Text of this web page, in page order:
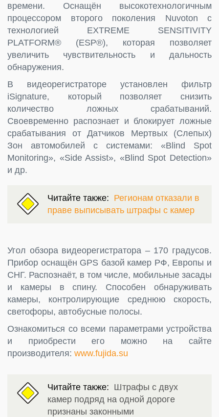
времени. Оснащён высокотехнологичным
процессором второго поколения Nuvoton с
технологией EXTREME SENSITIVITY
PLATFORM® (ESP®), которая позволяет
увеличить чувствительность и дальность
обнаружения.
В видеорегистраторе установлен фильтр
iSignature, который позволяет снизить
количество ложных срабатываний.
Своевременно распознает и блокирует ложные
срабатывания от Датчиков Мертвых (Слепых)
Зон автомобилей с системами: «Blind Spot
Monitoring», «Side Assist», «Blind Spot Detection»
и др.
Читайте также: Регионам отказали в
праве выписывать штрафы с камер
Угол обзора видеорегистратора – 170 градусов.
Прибор оснащён GPS базой камер РФ, Европы и
СНГ. Распознаёт, в том числе, мобильные засады
и камеры в спину. Способен обнаруживать
камеры, контролирующие среднюю скорость,
светофоры, автобусные полосы.
Ознакомиться со всеми параметрами устройства
и приобрести его можно на сайте
производителя: www.fujida.su
Читайте также: Штрафы с двух
камер подряд на одной дороге
признаны законными